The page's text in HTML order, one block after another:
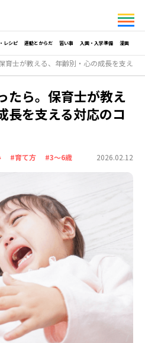
レシピ 運動とからだ 習い事 入園・入学準備 漫画
育士が教える、年齢別・心の成長を支える
たら。保育士が教え
長を支える対応のコ
#育て方 #3～6歳 2026.02.12